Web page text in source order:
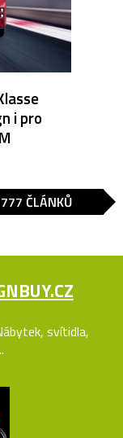
i pro
ČLÁNKŮ
svítidla,